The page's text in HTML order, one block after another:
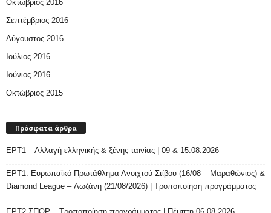
Οκτώβριος 2016
Σεπτέμβριος 2016
Αύγουστος 2016
Ιούλιος 2016
Ιούνιος 2016
Οκτώβριος 2015
Πρόσφατα άρθρα
ΕΡΤ1 – Αλλαγή ελληνικής & ξένης ταινίας | 09 & 15.08.2026
ΕΡΤ1: Ευρωπαϊκό Πρωτάθλημα Ανοιχτού Στίβου (16/08 – Μαραθώνιος) &
Diamond League – Λωζάνη (21/08/2026) | Τροποποίηση προγράμματος